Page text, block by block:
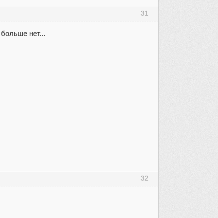
31
нет...
32